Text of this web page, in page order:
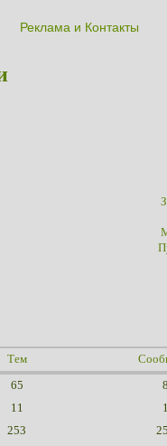
Реклама и Контакты
Тем
65
11
253